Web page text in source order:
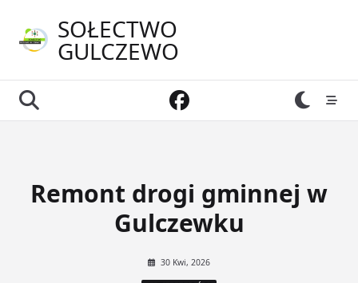
content
SOŁECTWO
GULCZEWO
Remont drogi gminnej w
Gulczewku
30 Kwi, 2026